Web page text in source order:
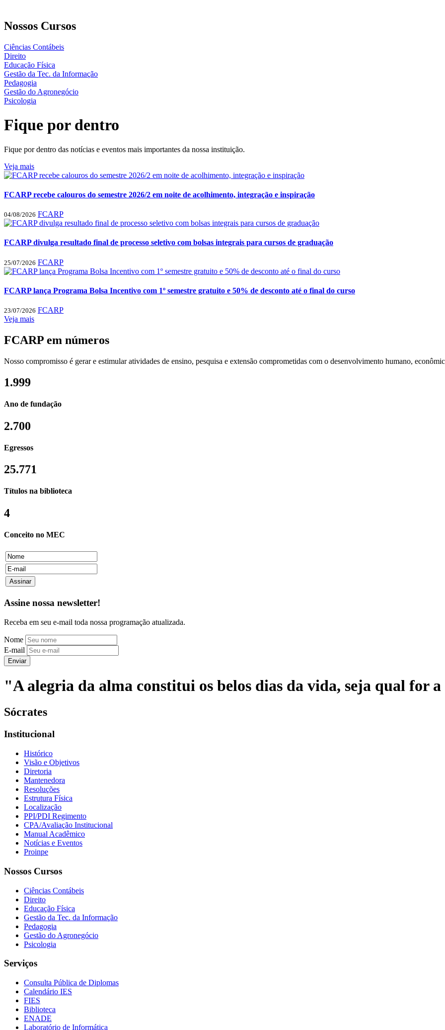
Nossos Cursos
Ciências Contábeis
Direito
Educação Física
Gestão da Tec. da Informação
Pedagogia
Gestão do Agronegócio
Psicologia
Fique por dentro
Fique por dentro das notícias e eventos mais importantes da nossa instituição.
Veja mais
FCARP recebe calouros do semestre 2026/2 em noite de acolhimento, integração e inspiração
04/08/2026 FCARP
FCARP divulga resultado final de processo seletivo com bolsas integrais para cursos de graduação
25/07/2026 FCARP
FCARP lança Programa Bolsa Incentivo com 1º semestre gratuito e 50% de desconto até o final do curso
23/07/2026 FCARP
Veja mais
FCARP em números
Nosso compromisso é gerar e estimular atividades de ensino, pesquisa e extensão comprometidas com o desenvolvimento humano,
1.999
Ano de fundação
2.700
Egressos
25.771
Títulos na biblioteca
4
Conceito no MEC
Assine nossa newsletter!
Receba em seu e-mail toda nossa programação atualizada.
Nome
E-mail
Enviar
"A alegria da alma constitui os belos dias da vida, seja qual for a
Sócrates
Institucional
Histórico
Visão e Objetivos
Diretoria
Mantenedora
Resoluções
Estrutura Física
Localização
PPI/PDI Regimento
CPA/Avaliação Institucional
Manual Acadêmico
Notícias e Eventos
Proinpe
Nossos Cursos
Ciências Contábeis
Direito
Educação Física
Gestão da Tec. da Informação
Pedagogia
Gestão do Agronegócio
Psicologia
Serviços
Consulta Pública de Diplomas
Calendário IES
FIES
Biblioteca
ENADE
Laboratório de Informática